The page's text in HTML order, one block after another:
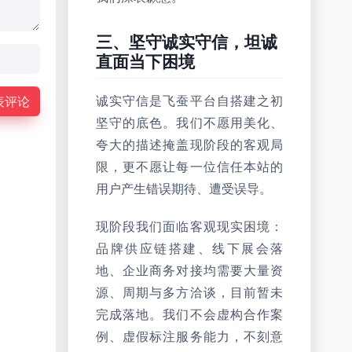
评论
三、坚守诚实守信，坦诚
直面当下困境
诚实守信是飞蚕平台自搭建之初
坚守的底色。我们不愿用美化、
夸大的描述掩盖现阶段的客观局
限，更不愿让每一位信任本站的
用户产生错误期待、遭受误导。
现阶段我们面临客观现实困境：
品牌供应链搭建、线下展会落
地、企业商务对接均需要大量资
源、周期与多方洽谈，目前暂未
完成落地。我们不会虚构合作案
例、虚假标注服务能力，不刻意